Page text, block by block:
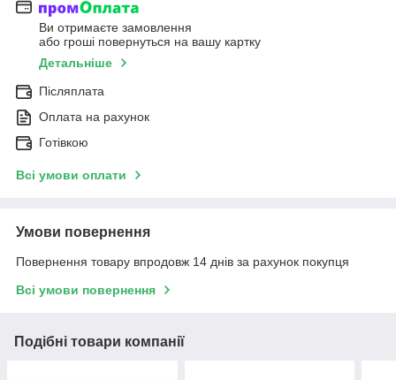
Ви отримаєте замовлення
або гроші повернуться на вашу картку
Детальніше
Післяплата
Оплата на рахунок
Готівкою
Всі умови оплати
Умови повернення
Повернення товару впродовж 14 днів за рахунок покупця
Всі умови повернення
Подібні товари компанії